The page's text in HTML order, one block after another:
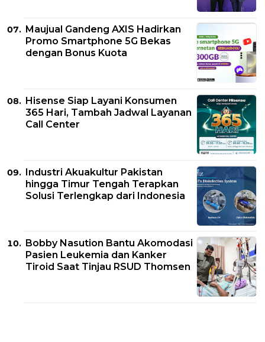
Maujual Gandeng AXIS Hadirkan
Promo Smartphone 5G Bekas
dengan Bonus Kuota
Hisense Siap Layani Konsumen
365 Hari, Tambah Jadwal Layanan
Call Center
Industri Akuakultur Pakistan
hingga Timur Tengah Terapkan
Solusi Terlengkap dari Indonesia
Bobby Nasution Bantu Akomodasi
Pasien Leukemia dan Kanker
Tiroid Saat Tinjau RSUD Thomsen